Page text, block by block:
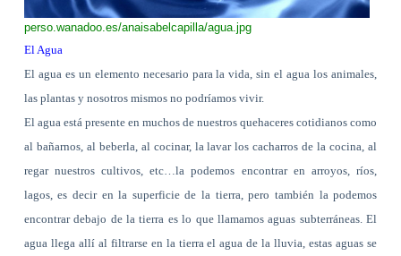
perso.wanadoo.es/anaisabelcapilla/agua.jpg
El Agua
El agua es un elemento necesario para la vida, sin el agua los animales,
las plantas y nosotros mismos no podríamos vivir.
El agua está presente en muchos de nuestros quehaceres cotidianos como
al bañarnos, al beberla, al cocinar, la lavar los cacharros de la cocina, al
regar nuestros cultivos, etc…la podemos encontrar en arroyos, ríos,
lagos, es decir en la superficie de la tierra, pero también la podemos
encontrar debajo de la tierra es lo que llamamos aguas subterráneas. El
agua llega allí al filtrarse en la tierra el agua de la lluvia, estas aguas se